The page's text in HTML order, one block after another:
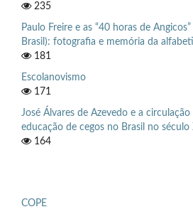
235
Paulo Freire e as “40 horas de
Brasil): fotografia e memória da
181
Escolanovismo
171
José Álvares de Azevedo e a circulação
educação de cegos no Brasil no século
164
COPE